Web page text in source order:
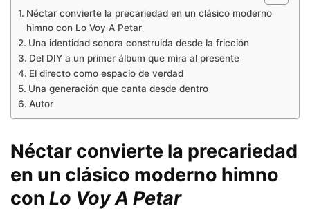
Néctar convierte la precariedad en un clásico moderno
himno con Lo Voy A Petar
Una identidad sonora construida desde la fricción
Del DIY a un primer álbum que mira al presente
El directo como espacio de verdad
Una generación que canta desde dentro
Autor
Néctar convierte la precariedad
en un clásico moderno himno
con Lo Voy A Petar